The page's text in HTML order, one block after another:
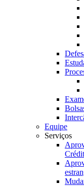
Equipe
Serviços